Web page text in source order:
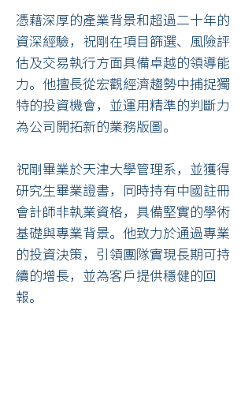
憑藉深厚的產業背景和超過二十年的
資深經驗，祝剛在項目篩選、風險評
估及交易執行方面具備卓越的領導能
力。他擅長從宏觀經濟趨勢中捕捉獨
特的投資機會，並運用精準的判斷力
為公司開拓新的業務版圖。
祝剛畢業於天津大學管理系，並獲得
研究生畢業證書，同時持有中國註冊
會計師非執業資格，具備堅實的學術
基礎與專業背景。他致力於通過專業
的投資決策，引領團隊實現長期可持
續的增長，並為客戶提供穩健的回
報。